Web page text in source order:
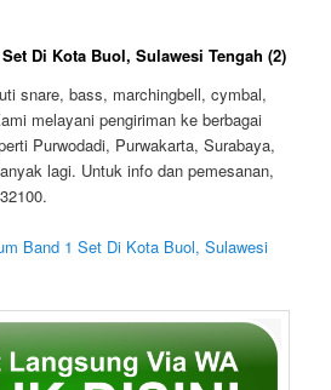
Di Kota Buol, Sulawesi Tengah (2)
snare, bass, marchingbell, cymbal,
melayani pengiriman ke berbagai
Purwodadi, Purwakarta, Surabaya,
lagi. Untuk info dan pemesanan,
Band 1 Set Di Kota Buol, Sulawesi